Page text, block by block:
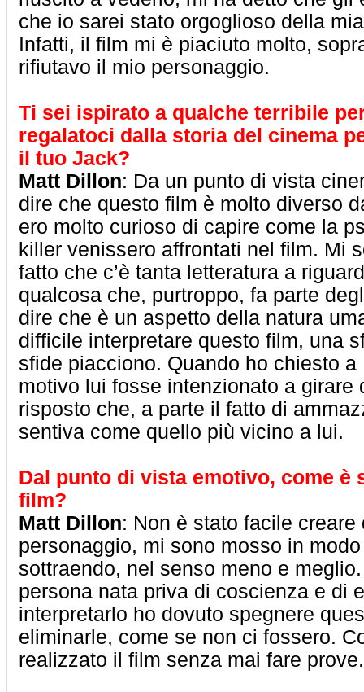
che io sarei stato orgoglioso della
Infatti, il film mi è piaciuto molto,
rifiutavo il mio personaggio.
Ti sei ispirato a qualche terribile
regalatoci dalla storia del cinema
il tuo Jack?
Matt Dillon: Da un punto di vista
dire che questo film è molto diverso
ero molto curioso di capire come la
killer venissero affrontati nel film. Mi
fatto che c’è tanta letteratura a
qualcosa che, purtroppo, fa parte
dire che è un aspetto della natura
difficile interpretare questo film, una
sfide piacciono. Quando ho chiesto a
motivo lui fosse intenzionato a girare
risposto che, a parte il fatto di
sentiva come quello più vicino a lui.
Dal punto di vista emotivo, come è
film?
Matt Dillon: Non è stato facile creare
personaggio, mi sono mosso in
sottraendo, nel senso meno e
persona nata priva di coscienza e di
interpretarlo ho dovuto spegnere
eliminarle, come se non ci fossero.
realizzato il film senza mai fare prove.